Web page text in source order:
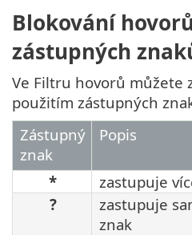
Blokování
zástupných
Ve Filtru hovorů můžete
použitím zástupných
Zástupný
znak
Popis
*
zastupuje
?
zastupuje
znak